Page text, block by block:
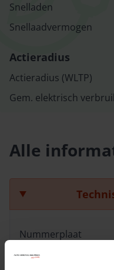
Snelladen
Snellaad­vermogen
Actieradius
Actieradius (WLTP)
Gem. elektrisch
Alle
Nummerplaat
Chassisnummer